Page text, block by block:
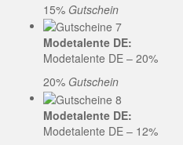
15% Gutschein
Modetalente DE:
Modetalente DE – 20%
20% Gutschein
Modetalente DE:
Modetalente DE – 12%